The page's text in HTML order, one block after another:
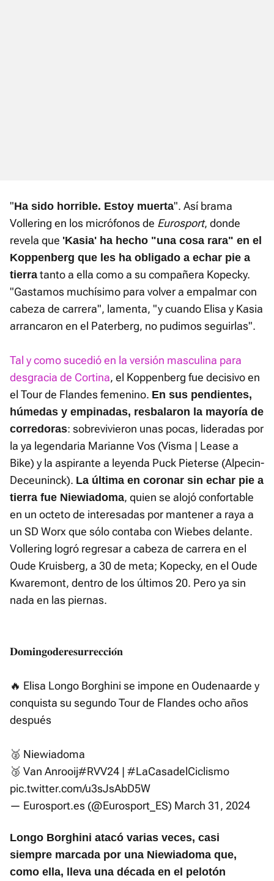
"Ha sido horrible. Estoy muerta". Así brama
Vollering en los micrófonos de Eurosport, donde
revela que 'Kasia' ha hecho "una cosa rara" en el
Koppenberg que les ha obligado a echar pie a
tierra tanto a ella como a su compañera Kopecky.
"Gastamos muchísimo para volver a empalmar con
cabeza de carrera", lamenta, "y cuando Elisa y Kasia
arrancaron en el Paterberg, no pudimos seguirlas".
Tal y como sucedió en la versión masculina para
desgracia de Cortina, el Koppenberg fue decisivo en
el Tour de Flandes femenino. En sus pendientes,
húmedas y empinadas, resbalaron la mayoría de
corredoras: sobrevivieron unas pocas, lideradas por
la ya legendaria Marianne Vos (Visma | Lease a
Bike) y la aspirante a leyenda Puck Pieterse (Alpecin-
Deceuninck). La última en coronar sin echar pie a
tierra fue Niewiadoma, quien se alojó confortable
en un octeto de interesadas por mantener a raya a
un SD Worx que sólo contaba con Wiebes delante.
Vollering logró regresar a cabeza de carrera en el
Oude Kruisberg, a 30 de meta; Kopecky, en el Oude
Kwaremont, dentro de los últimos 20. Pero ya sin
nada en las piernas.
𝐃𝐨𝐦𝐢𝐧𝐠𝐨𝐝𝐞𝐫𝐞𝐬𝐮𝐫𝐫𝐞𝐜𝐜𝐢𝐨́𝐧
🔥 Elisa Longo Borghini se impone en Oudenaarde y
conquista su segundo Tour de Flandes ocho años
después
🥈 Niewiadoma
🥉 Van Anrooij#RVV24 | #LaCasadelCiclismo
pic.twitter.com/u3sJsAbD5W
— Eurosport.es (@Eurosport_ES) March 31, 2024
Longo Borghini atacó varias veces, casi
siempre marcada por una Niewiadoma que,
como ella, lleva una década en el pelotón